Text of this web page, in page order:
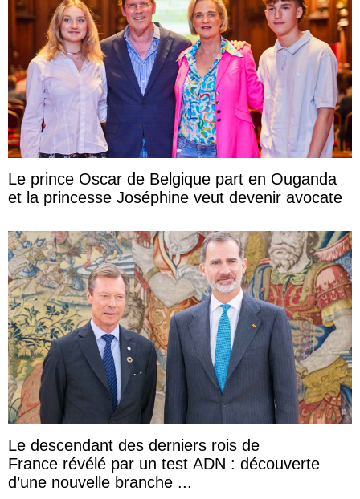
Le prince Oscar de Belgique part en Ouganda
et la princesse Joséphine veut devenir avocate
Le descendant des derniers rois de
France révélé par un test ADN : découverte
d’une nouvelle branche ...